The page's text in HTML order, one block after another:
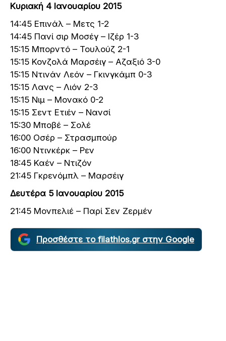
Κυριακή 4 Ιανουαρίου 2015
14:45 Επινάλ – Μετς 1-2
14:45 Πανί σιρ Μοσέγ – Ιζέρ 1-3
15:15 Μπορντό – Τουλούζ 2-1
15:15 Κονζολά Μαρσέιγ – Αζαξιό 3-0
15:15 Ντινάν Λεόν – Γκινγκάμπ 0-3
15:15 Λανς – Λιόν 2-3
15:15 Νιμ – Μονακό 0-2
15:15 Σεντ Ετιέν – Νανσί
15:30 Μποβέ – Σολέ
16:00 Οσέρ – Στρασμπούρ
16:00 Ντινκέρκ – Ρεν
18:45 Καέν – Ντιζόν
21:45 Γκρενόμπλ – Μαρσέιγ
Δευτέρα 5 Ιανουαρίου 2015
21:45 Μονπελιέ – Παρί Σεν Ζερμέν
Προσθέστε το filathlos.gr στην Google